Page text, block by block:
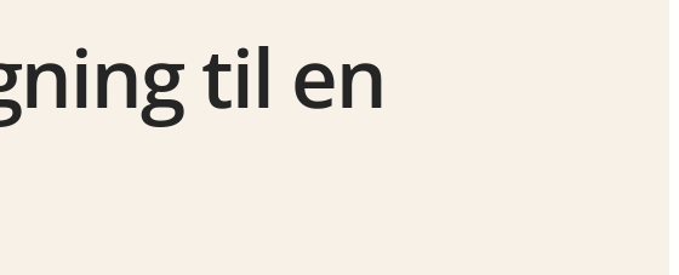
til en